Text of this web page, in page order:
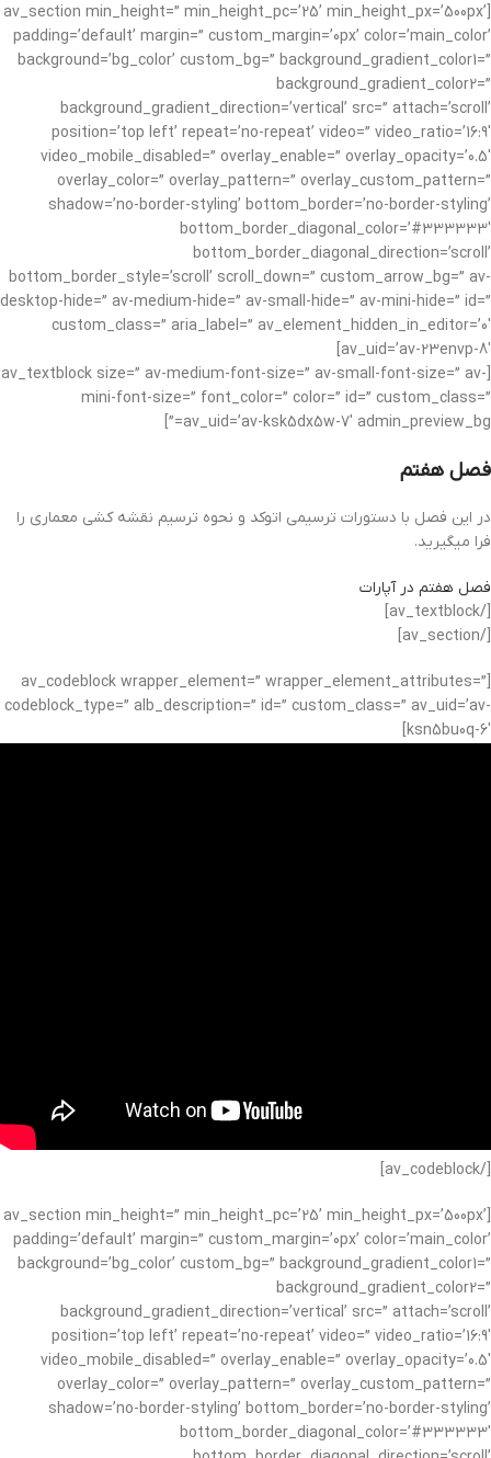
[av_section min_height=” min_height_pc=’25’ min_height_px=’500px’
padding=’default’ margin=” custom_margin=’0px’ color=’main_color’
background=’bg_color’ custom_bg=” background_gradient_color1=”
background_gradient_color2=”
background_gradient_direction=’vertical’ src=” attach=’scroll’
position=’top left’ repeat=’no-repeat’ video=” video_ratio=’16:9′
video_mobile_disabled=” overlay_enable=” overlay_opacity=’0.5′
overlay_color=” overlay_pattern=” overlay_custom_pattern=”
shadow=’no-border-styling’ bottom_border=’no-border-styling’
bottom_border_diagonal_color=’#333333′
bottom_border_diagonal_direction=’scroll’
bottom_border_style=’scroll’ scroll_down=” custom_arrow_bg=” av-
desktop-hide=” av-medium-hide=” av-small-hide=” av-mini-hide=” id=”
custom_class=” aria_label=” av_element_hidden_in_editor=’0′
av_uid=’av-23envp-8′]
[av_textblock size=” av-medium-font-size=” av-small-font-size=” av-
mini-font-size=” font_color=” color=” id=” custom_class=”
av_uid=’av-ksk5dx5w-7′ admin_preview_bg=”]
فصل هفتم
در این فصل با دستورات ترسیمی اتوکد و نحوه ترسیم نقشه کشی معماری را
فرا میگیرید.
فصل هفتم در آپارات
[/av_textblock]
[/av_section]
[av_codeblock wrapper_element=” wrapper_element_attributes=”
codeblock_type=” alb_description=” id=” custom_class=” av_uid=’av-
ksn5bu0q-6′]
[/av_codeblock]
[av_section min_height=” min_height_pc=’25’ min_height_px=’500px’
padding=’default’ margin=” custom_margin=’0px’ color=’main_color’
background=’bg_color’ custom_bg=” background_gradient_color1=”
background_gradient_color2=”
background_gradient_direction=’vertical’ src=” attach=’scroll’
position=’top left’ repeat=’no-repeat’ video=” video_ratio=’16:9′
video_mobile_disabled=” overlay_enable=” overlay_opacity=’0.5′
overlay_color=” overlay_pattern=” overlay_custom_pattern=”
shadow=’no-border-styling’ bottom_border=’no-border-styling’
bottom_border_diagonal_color=’#333333′